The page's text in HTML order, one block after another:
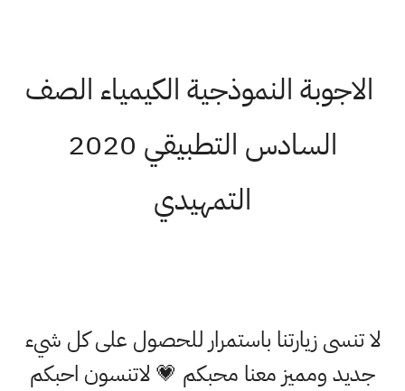
الاجوبة النموذجية الكيمياء الصف
السادس التطبيقي 2020
التمهيدي
لا تنسى زيارتنا باستمرار للحصول على كل شيء
جديد ومميز معنا محبكم 💗 لاتنسون احبكم